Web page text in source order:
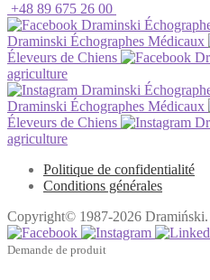
+48 89 675 26 00
Draminski
Draminski Échographes Médicaux
Éleveurs de Chiens
agriculture
Draminski
Draminski Échographes Médicaux
Éleveurs de Chiens
agriculture
Politique de confidentialité
Conditions générales
Copyright© 1987-2026 Dramiński.
Demande de produit